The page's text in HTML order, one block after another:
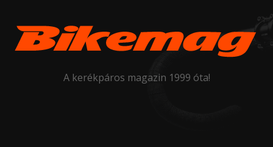
A kerékpáros magazin 1999 óta!